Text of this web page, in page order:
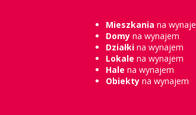
Mieszkania na
Domy na wynajem
Działki na wynajem
Lokale na wynajem
Hale na wynajem
Obiekty na wynajem